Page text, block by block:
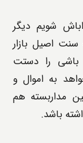
شویم دیگر
اصیل بازار
باشی را دستت
به اموال و
مداربسته هم
باشد.